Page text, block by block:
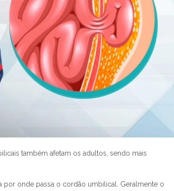
também afetam os adultos, sendo mais
por onde passa o cordão umbilical. Geralmente o